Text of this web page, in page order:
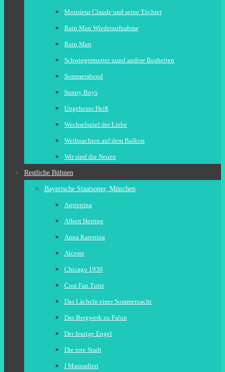
Monsieur Claude und seine Töchter
Rain Man Wiederaufnahme
Rain Man
Schwiegermutter uund andere Bosheiten
Sommerabend
Sunny Boys
Ungeheuer Heiß
Wechselspiel der Liebe
Weihnachten auf dem Balkon
Wir sind die Neuen
Restliche Bühnen
Bayerische Staatsoper, München
Agrippina
Albert Herring
Anna Karenina
Alceste
Chicago 1930
Cosi Fan Tutte
Das Lächeln einer Sommernacht
Das Bergwerk zu Falun
Der feurige Engel
Die tote Stadt
I Masnadieri